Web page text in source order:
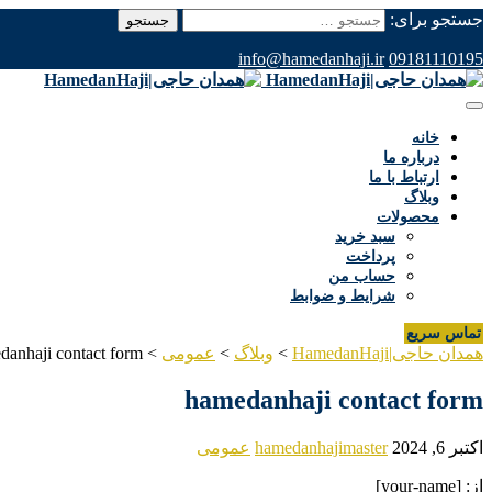
جستجو برای:
09181110195
info@hamedanhaji.ir
خانه
درباره ما
ارتباط با ما
وبلاگ
محصولات
سبد خرید
پرداخت
حساب من
شرایط و ضوابط
تماس سریع
همدان حاجی|HamedanHaji > وبلاگ > عمومی >
contact form
hamedanhaji contact form
اکتبر 6, 2024 hamedanhajimaster عمومی
از: [your-name]